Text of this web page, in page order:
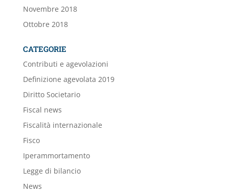
Novembre 2018
Ottobre 2018
CATEGORIE
Contributi e agevolazioni
Definizione agevolata 2019
Diritto Societario
Fiscal news
Fiscalità internazionale
Fisco
Iperammortamento
Legge di bilancio
News